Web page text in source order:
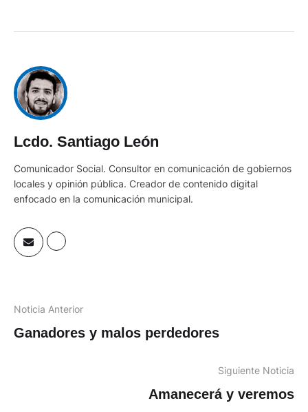
Lcdo. Santiago León
Comunicador Social. Consultor en comunicación de gobiernos
locales y opinión pública. Creador de contenido digital
enfocado en la comunicación municipal.
Noticia Anterior
Ganadores y malos perdedores
Siguiente Noticia
Amanecerá y veremos